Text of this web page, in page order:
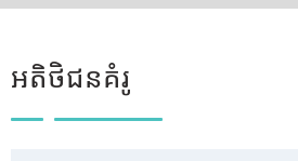
អតិថិជនគំរូ